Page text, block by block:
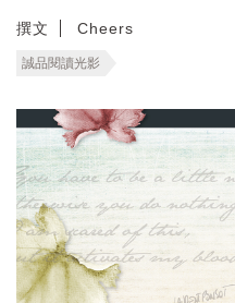
撰文 Cheers
誠品閱讀光影